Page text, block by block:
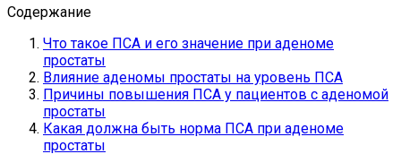
Содержание
Что такое ПСА и его значение при аденоме
простаты
Влияние аденомы простаты на уровень ПСА
Причины повышения ПСА у пациентов с аденомой
простаты
Какая должна быть норма ПСА при аденоме
простаты